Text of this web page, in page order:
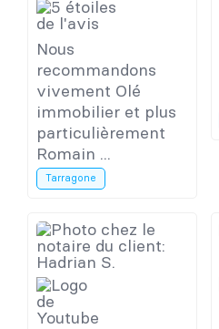
Nous
recommandons
vivement Olé
immobilier et plus
particulièrement
Romain ...
Tarragone